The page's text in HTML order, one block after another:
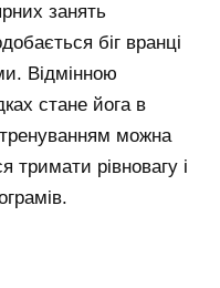
занять
біг вранці
Відмінною
стане йога в
можна
тримати рівновагу і